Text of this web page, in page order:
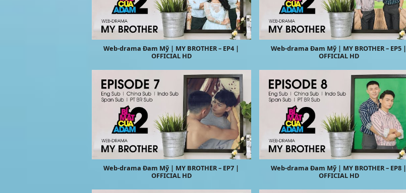
Web-drama Đam Mỹ | MY BROTHER – EP4 |
OFFICIAL HD
Web-drama Đam Mỹ | MY BROTHER – EP5 |
OFFICIAL HD
Web-drama Đam Mỹ | MY BROTHER – EP7 |
OFFICIAL HD
Web-drama Đam Mỹ | MY BROTHER – EP8 |
OFFICIAL HD